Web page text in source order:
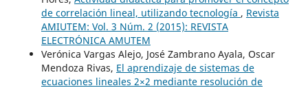
de correlación lineal, utilizando tecnología , Revista
AMIUTEM: Vol. 3 Núm. 2 (2015): REVISTA
ELECTRÓNICA AMUTEM
Verónica Vargas Alejo, José Zambrano Ayala, Oscar
Mendoza Rivas, El aprendizaje de sistemas de
ecuaciones lineales 2×2 mediante resolución de